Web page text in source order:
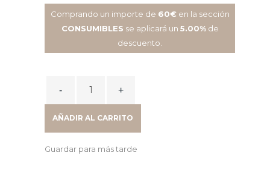
Comprando un importe de 60€en la sección
CONSUMIBLES se aplicará un 5.00%de
descuento.
963XL
quantity
AÑADIR AL CARRITO
Guardar para más tarde